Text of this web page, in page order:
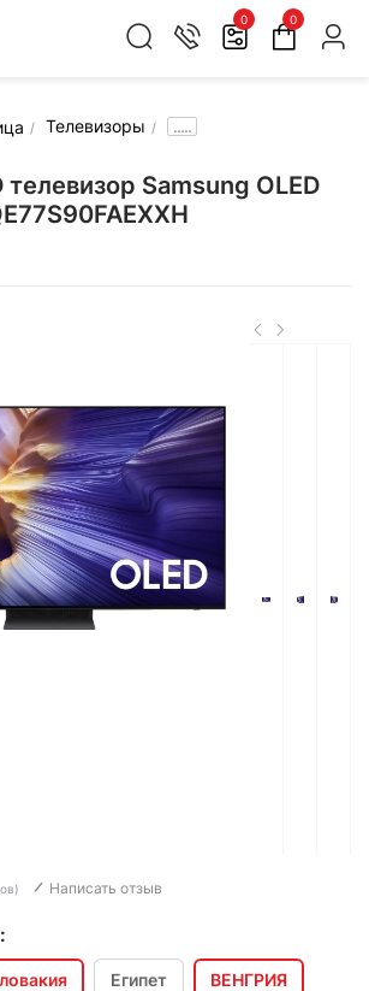
0 0
Телевизоры .....
телевизор Samsung OLED
Написать отзыв
Египет ВЕНГРИЯ